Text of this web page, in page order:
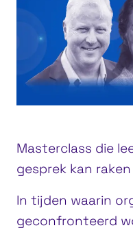
Masterclass die
gesprek kan
In tijden waarin
geconfronteerd